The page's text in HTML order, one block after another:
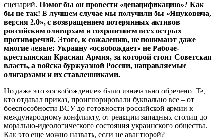
сценарий. Помог бы он провести «денацификацию»? Как
бы не так! В лучшем случае мы получили бы «Януковича,
версия 2.0», с возвращением потерянных активов
российским олигархам и сохранением всех острых
противоречий. Этого, к сожалению, не понимают даже
многие левые: Украину «освобождает» не Рабоче-
крестьянская Красная Армия, за которой стоит Советская
власть, а войска буржуазной России, направляемые
олигархами и их ставленниками.
Но даже это «освобождение» было изначально обречено. Те,
кто отдавал приказ, проигнорировали буквально все – от
боеспособности ВСУ до готовности российской армии к
международному конфликту, от реакции западных столиц до
морально-идеологического состояния украинского общества.
Как это еще можно назвать, если не авантюрой?